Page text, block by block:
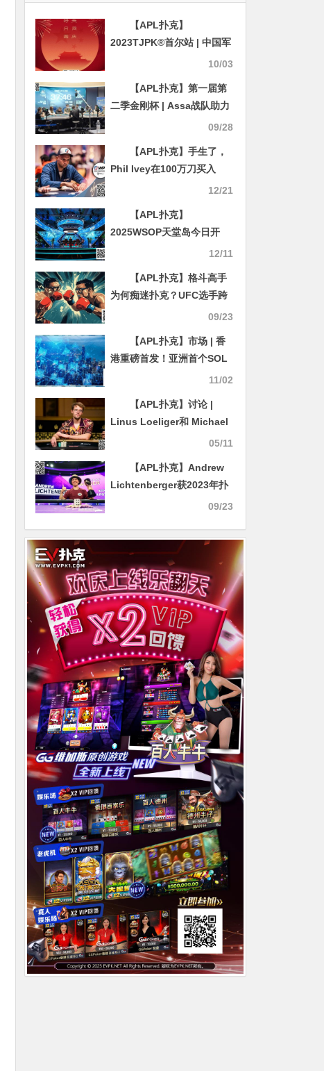
【APL扑克】
2023TJPK®首尔站 | 中国军
团齐发力，主赛B组177人参
Cheong成CL
10/03
【APL扑克】第一届第
二季金刚杯 | Assa战队助力
金刚杯，丙组179人参赛创
衔40人晋级第二轮
09/28
【APL扑克】手生了，
Phil Ivey在100万刀买入
WPT一滴水豪客赛Day1出局
12/21
【APL扑克】
2025WSOP天堂岛今日开
打！丁彪、陈东、周懿楠成
励圈！
12/11
【APL扑克】格斗高手
为何痴迷扑克？UFC选手跨
界扑克牌桌，心智博弈成竞
09/23
【APL扑克】市场 | 香
港重磅首发！亚洲首个SOL
现货ETF获批，10月27日正
11/02
【APL扑克】讨论 |
Linus Loeliger和 Michael
Addamo 在高额桌游戏中发
05/11
【APL扑克】Andrew
Lichtenberger获2023年扑
克大师赛#5冠军 全球扑克名
09/23